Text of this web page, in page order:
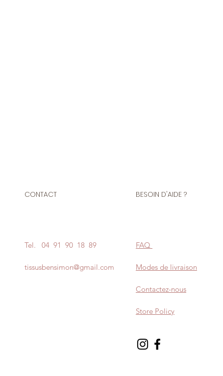
CONTACT BESOIN D'AIDE ?
Tel. 04 91 90 18 89
tissusbensimon@gmail.com
FAQ
Modes de livraison
Contactez-nous
Store Policy